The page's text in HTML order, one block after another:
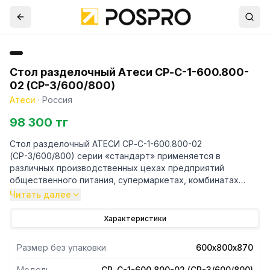
Стол разделочный Атеси СР-С-1-600.800-
02 (СР-3/600/800)
Атеси · Россия
98 300 тг
Стол разделочный АТЕСИ СР-С-1-600.800-02
(СР-3/600/800) серии «стандарт» применяется в
различных производственных цехах предприятий
общественного питания, супермаркетах, комбинатах
пищевой промышленности для разделывания и обработки
поверхности для кухонного оборудования.
древесно-стружечной плиты, что увеличивает прочность
и исключает прогиб столешницы. Углы столешницы
Читать далее
Характеристики
Размер без упаковки 600х800х870